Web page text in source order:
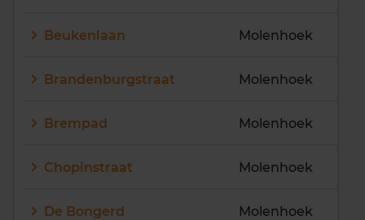
Beukenlaan Molenhoek
Brandenburgstraat Molenhoek
Brempad Molenhoek
Chopinstraat Molenhoek
De Bongerd Molenhoek